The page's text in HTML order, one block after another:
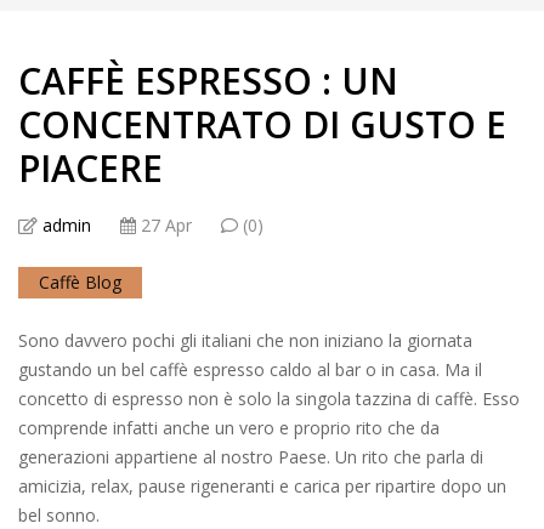
CAFFÈ ESPRESSO : UN
CONCENTRATO DI GUSTO E
PIACERE
admin 27 Apr (0)
Caffè Blog
Sono davvero pochi gli italiani che non iniziano la giornata
gustando un bel caffè espresso caldo al bar o in casa. Ma il
concetto di espresso non è solo la singola tazzina di caffè. Esso
comprende infatti anche un vero e proprio rito che da
generazioni appartiene al nostro Paese. Un rito che parla di
amicizia, relax, pause rigeneranti e carica per ripartire dopo un
bel sonno.